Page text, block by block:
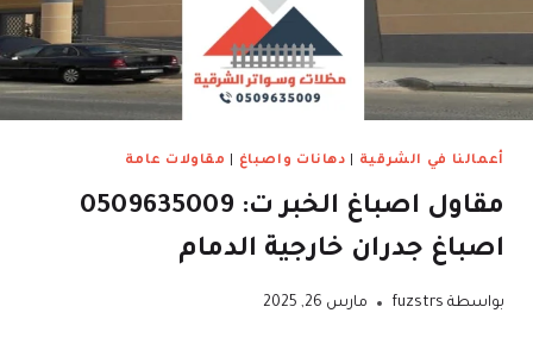
أعمالنا في الشرقية دهانات واصباغ مقاولات عامة
مقاول اصباغ الخبر ت: 0509635009
اصباغ جدران خارجية الدمام
بواسطة fuzstrs مارس 26, 2025